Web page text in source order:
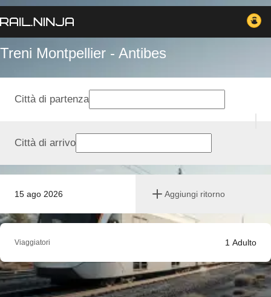
Treni Montpellier - Antibes
15 ago 2026 Aggiungi ritorno
Città di partenza
Città di arrivo
Viaggiatori 1 Adulto